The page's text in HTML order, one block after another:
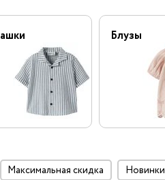
Блузы
максимальная скидка Новинки